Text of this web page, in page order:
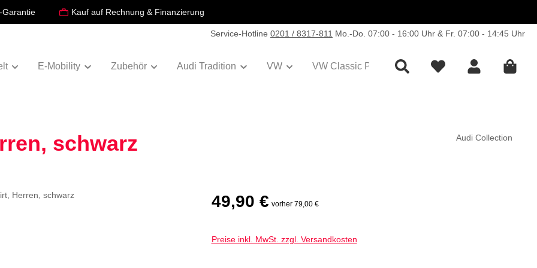
Garantie Kauf auf Rechnung & Finanzierung
Service-Hotline 0201 / 8317-811 Mo.-Do. 07:00 - 16:00 Uhr & Fr. 07:00 - 14:45 Uhr
E-Mobility Zubehör Audi Tradition VW VW Classic Parts Sale Collection
schwarz Audi Collection
Regulärer Preis:
49,90 € vorher 79,00 €
Preise inkl. MwSt. zzgl. Versandkosten